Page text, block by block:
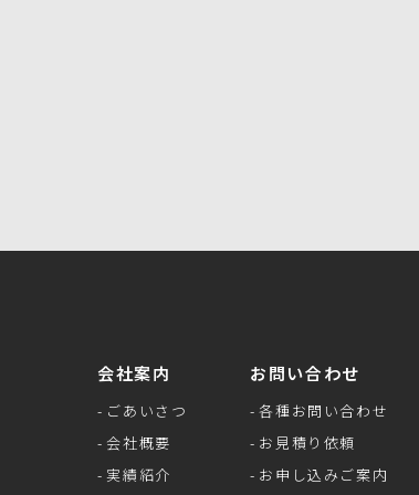
会社案内
ごあいさつ
会社概要
実績紹介
お問い合わせ
各種お問い合わせ
お見積り依頼
お申し込みご案内